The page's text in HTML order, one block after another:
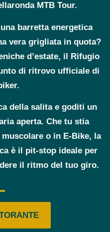
MTB Tour.
barretta energetica
vera grigliata in quota?
d’estate, il Rifugio
di ritrovo ufficiale di
della salita e goditi un
aperta. Che tu stia
o in E-Bike, la
è il pit-stop ideale per
il ritmo del tuo giro.